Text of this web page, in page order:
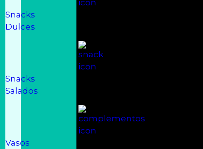
Snacks
Dulces
Snacks
Salados
Vasos